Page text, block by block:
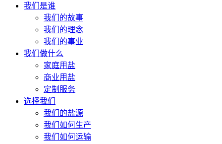
我们是谁
我们的故事
我们的理念
我们的事业
我们做什么
家庭用盐
商业用盐
定制服务
选择我们
我们的盐源
我们如何生产
我们如何运输